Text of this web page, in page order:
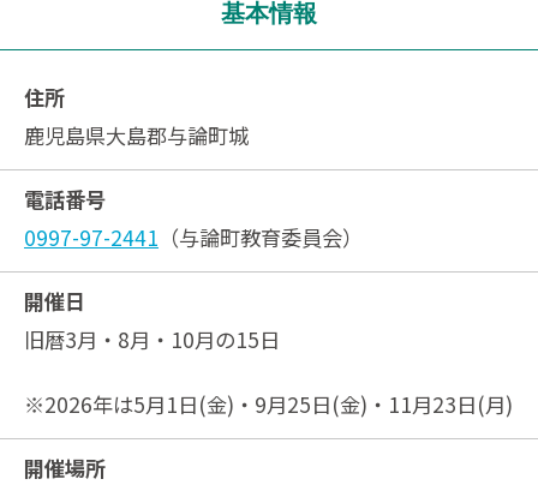
基本情報
住所
鹿児島県大島郡与論町城
電話番号
0997-97-2441 （与論町教育委員会）
開催日
旧暦3月・8月・10月の15日
※2026年は5月1日(金)・9月25日(金)・11月23日(月)
開催場所